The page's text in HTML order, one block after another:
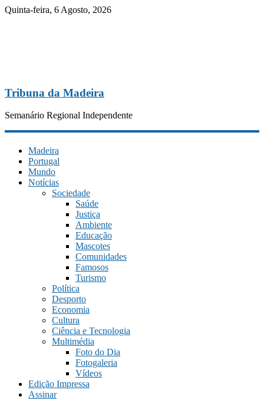
Quinta-feira, 6 Agosto, 2026
Tribuna da Madeira
Semanário Regional Independente
Madeira
Portugal
Mundo
Notícias
Sociedade
Saúde
Justiça
Ambiente
Educação
Mascotes
Comunidades
Famosos
Turismo
Política
Desporto
Economia
Cultura
Ciência e Tecnologia
Multimédia
Foto do Dia
Fotogaleria
Vídeos
Edição Impressa
Assinar